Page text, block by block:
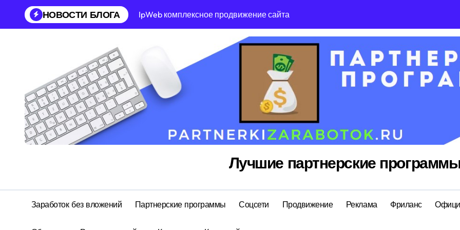
Перейти
содержанию
НОВОСТИ БЛОГА IpWeb комплексное продвижение сайта Reg Ru топ
Лучшие партнерские
Заработок без вложений Партнерские программы Соцсети Продвижение Реклама Фриланс